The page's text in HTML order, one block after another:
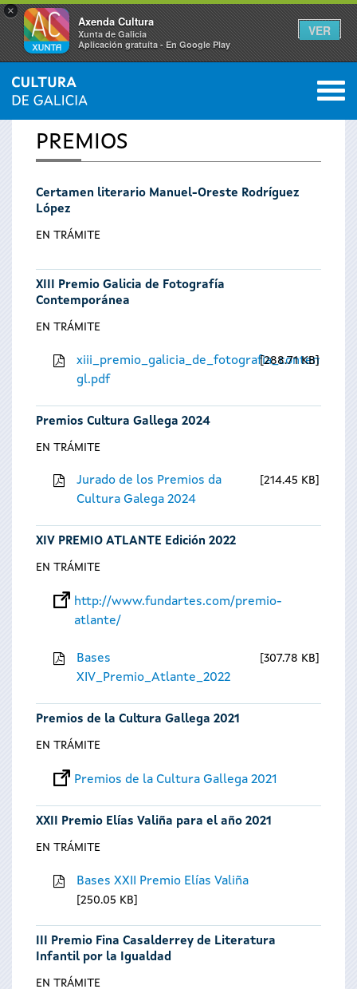
×
Axenda Cultura
Xunta de Galicia
Aplicación gratuíta - En Google Play
VER
Se
encuentra
usted
aquí
INICIO 0
PREMIOS
Certamen literario Manuel-Oreste Rodríguez
López
EN TRÁMITE
XIII Premio Galicia de Fotografía
Contemporánea
EN TRÁMITE
gl.pdf
288.71 KB
Premios Cultura Gallega 2024
EN TRÁMITE
Jurado de los Premios da
Cultura Galega 2024
214.45 KB
XIV PREMIO ATLANTE Edición 2022
EN TRÁMITE
http://www.fundartes.com/premio-
atlante/
Bases
XIV_Premio_Atlante_2022
307.78 KB
Premios de la Cultura Gallega 2021
EN TRÁMITE
Premios de la Cultura Gallega 2021
XXII Premio Elías Valiña para el año 2021
EN TRÁMITE
Bases XXII Premio Elías Valiña
250.05 KB
III Premio Fina Casalderrey de Literatura
Infantil por la Igualdad
EN TRÁMITE